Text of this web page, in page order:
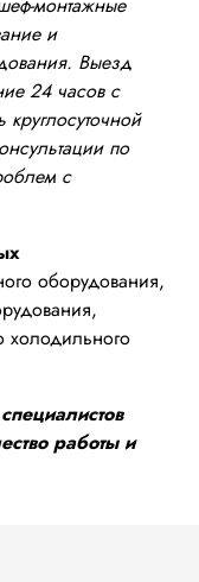
и
Выезд
24 часов с
по
с
оборудования,
холодильного
работы и